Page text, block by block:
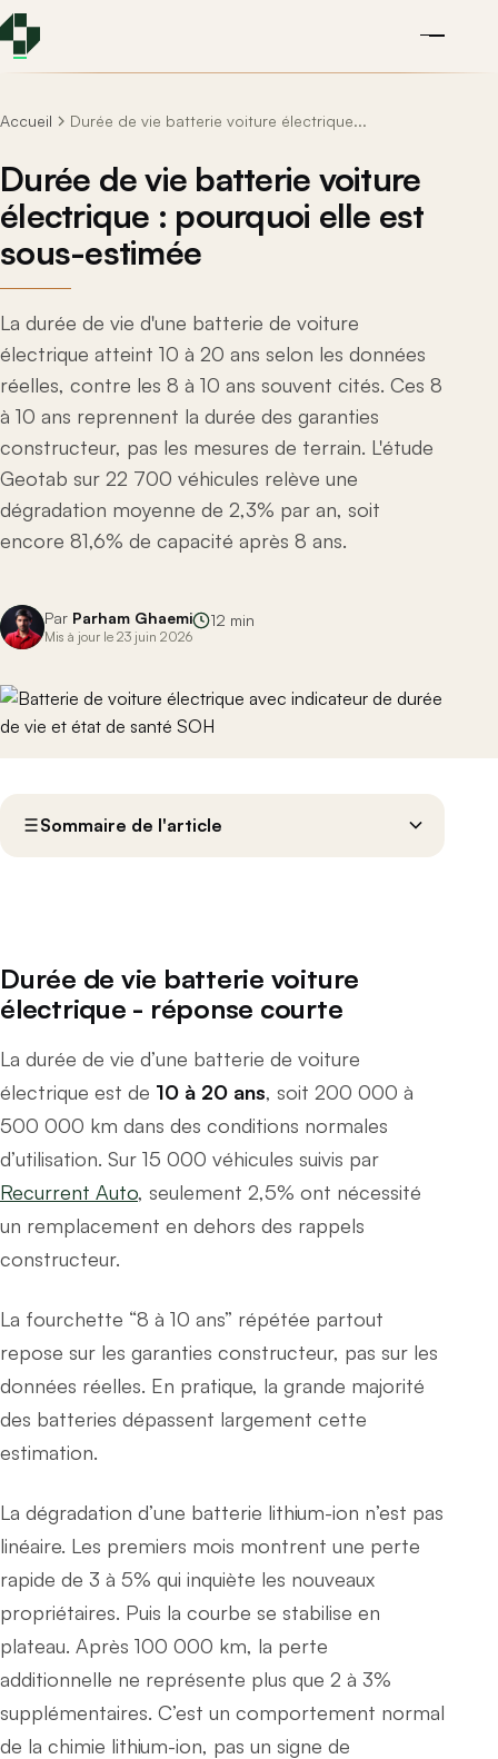
Accueil Durée de vie batterie voiture électrique...
Durée de vie batterie voiture
électrique : pourquoi elle est
sous-estimée
La durée de vie d'une batterie de voiture
électrique atteint 10 à 20 ans selon les données
réelles, contre les 8 à 10 ans souvent cités. Ces 8
à 10 ans reprennent la durée des garanties
constructeur, pas les mesures de terrain. L'étude
Geotab sur 22 700 véhicules relève une
dégradation moyenne de 2,3% par an, soit
encore 81,6% de capacité après 8 ans.
Par Parham Ghaemi
Mis à jour le 23 juin 2026
12 min
Sommaire de l'article
Durée de vie batterie voiture
électrique - réponse courte
La durée de vie d’une batterie de voiture
électrique est de 10 à 20 ans, soit 200 000 à
500 000 km dans des conditions normales
d’utilisation. Sur 15 000 véhicules suivis par
Recurrent Auto, seulement 2,5% ont nécessité
un remplacement en dehors des rappels
constructeur.
La fourchette “8 à 10 ans” répétée partout
repose sur les garanties constructeur, pas sur les
données réelles. En pratique, la grande majorité
des batteries dépassent largement cette
estimation.
La dégradation d’une batterie lithium-ion n’est pas
linéaire. Les premiers mois montrent une perte
rapide de 3 à 5% qui inquiète les nouveaux
propriétaires. Puis la courbe se stabilise en
plateau. Après 100 000 km, la perte
additionnelle ne représente plus que 2 à 3%
supplémentaires. C’est un comportement normal
de la chimie lithium-ion, pas un signe de